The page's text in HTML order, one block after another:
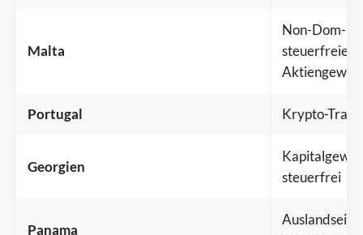
Malta
Non-Dom-
steuerfreie
Portugal Krypto-
Georgien
steuerfrei
Panama